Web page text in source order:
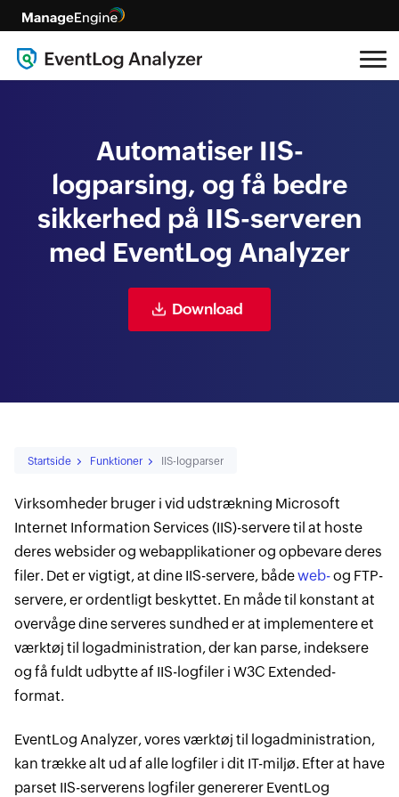
Automatiser IIS-
logparsing, og få bedre
sikkerhed på IIS-serveren
med EventLog Analyzer
Download
Startside Funktioner IIS-logparser
Virksomheder bruger i vid udstrækning Microsoft
Internet Information Services (IIS)-servere til at hoste
deres websider og webapplikationer og opbevare deres
filer. Det er vigtigt, at dine IIS-servere, bådeweb-og FTP-
servere, er ordentligt beskyttet. En måde til konstant at
overvåge dine serveres sundhed er at implementere et
værktøj til logadministration, der kan parse, indeksere
og få fuldt udbytte af IIS-logfiler i W3C Extended-
format.
EventLog Analyzer, vores værktøj til logadministration,
kan trække alt ud af alle logfiler i dit IT-miljø. Efter at have
parset IIS-serverens logfiler genererer EventLog